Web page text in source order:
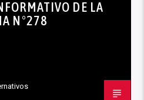
DE LA
N°278